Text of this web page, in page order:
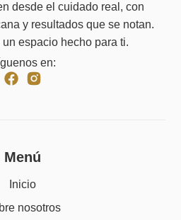
desde el cuidado real, con
y resultados que se notan.
espacio hecho para ti.
en:
Menú
Inicio
nosotros